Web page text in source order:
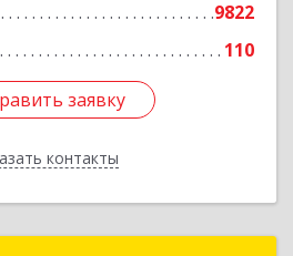
9822
110
заявку
контакты
Подробнее
заявку
Назад